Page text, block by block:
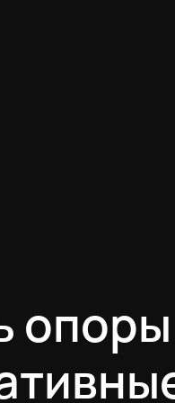
опоры